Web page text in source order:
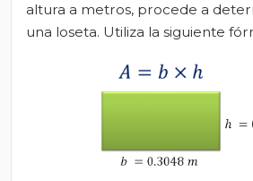
altura a metros, procede a
una loseta. Utiliza la siguiente